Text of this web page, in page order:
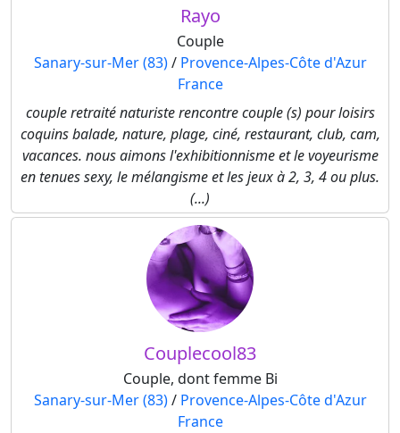
Rayo
Couple
Sanary-sur-Mer (83)/ Provence-Alpes-Côte d'Azur
France
couple retraité naturiste rencontre couple (s) pour loisirs
coquins balade, nature, plage, ciné, restaurant, club, cam,
vacances. nous aimons l'exhibitionnisme et le voyeurisme
en tenues sexy, le mélangisme et les jeux à 2, 3, 4 ou plus.
(...)
Couplecool83
Couple, dont femme Bi
Sanary-sur-Mer (83)/ Provence-Alpes-Côte d'Azur
France